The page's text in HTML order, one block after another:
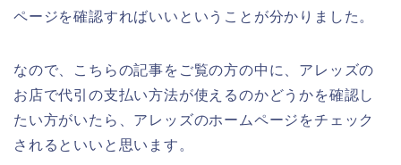
ページを確認すればいいということが分かりました。
なので、こちらの記事をご覧の方の中に、アレッズの
お店で代引の支払い方法が使えるのかどうかを確認し
たい方がいたら、アレッズのホームページをチェック
されるといいと思います。